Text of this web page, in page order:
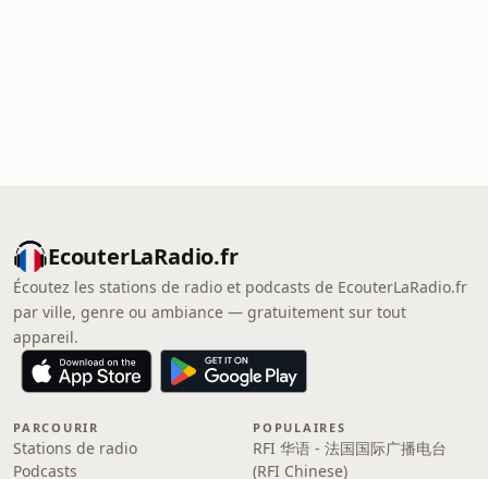
EcouterLaRadio.fr
Écoutez les stations de radio et podcasts de EcouterLaRadio.fr
par ville, genre ou ambiance — gratuitement sur tout
appareil.
PARCOURIR
Stations de radio
Podcasts
POPULAIRES
RFI 华语 - 法国国际广播电台
(RFI Chinese)